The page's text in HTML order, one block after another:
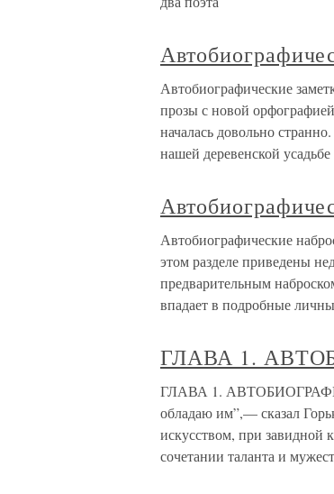
Автобиографические
прозы с новой
началась довольно
нашей деревенской усадьбе
Автобиографические
этом разделе приведены
предварительным
впадает в подробные
ГЛАВА 1.
ГЛАВА 1.
обладаю им”,— сказал
искусством, при завидной
сочетании таланта и